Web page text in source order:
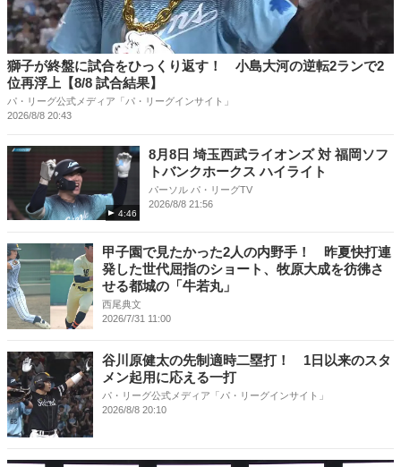
獅子が終盤に試合をひっくり返す！ 小島大河の逆転2ランで2
位再浮上【8/8 試合結果】
パ・リーグ公式メディア「パ・リーグインサイト」
2026/8/8 20:43
4:46
8月8日 埼玉西武ライオンズ 対 福岡ソフ
トバンクホークス ハイライト
パーソル パ・リーグTV
2026/8/8 21:56
甲子園で見たかった2人の内野手！ 昨夏快打連
発した世代屈指のショート、牧原大成を彷彿さ
せる都城の「牛若丸」
西尾典文
2026/7/31 11:00
谷川原健太の先制適時二塁打！ 1日以来のスタ
メン起用に応える一打
パ・リーグ公式メディア「パ・リーグインサイト」
2026/8/8 20:10